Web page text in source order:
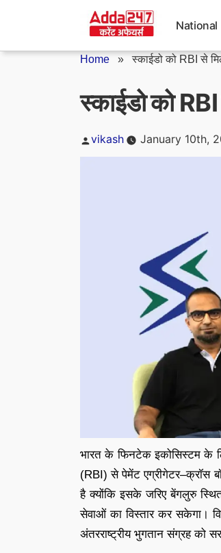
National
Home »स्काईडो को RBI से
स्काईडो को
Posted
vikash January 10th,
भारत के फिनटेक इकोसिस्टम के
(RBI) से पेमेंट एग्रीगेटर–क्रॉस
है क्योंकि इसके जरिए बेंगलुरु स्थित
सेवाओं का विस्तार कर सकेगा।
अंतरराष्ट्रीय भुगतान संग्रह को